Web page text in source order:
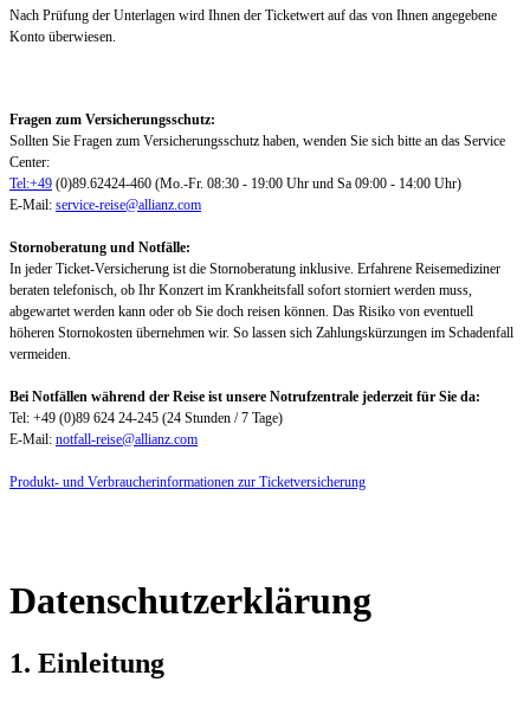
Nach Prüfung der Unterlagen wird Ihnen der Ticketwert auf das von Ihnen angegebene
Konto überwiesen.
Fragen zum Versicherungsschutz:
Sollten Sie Fragen zum Versicherungsschutz haben, wenden Sie sich bitte an das Service
Center:
Tel:+49 (0)89.62424-460 (Mo.-Fr. 08:30 - 19:00 Uhr und Sa 09:00 - 14:00 Uhr)
E-Mail: service-reise@allianz.com
Stornoberatung und Notfälle:
In jeder Ticket-Versicherung ist die Stornoberatung inklusive. Erfahrene Reisemediziner
beraten telefonisch, ob Ihr Konzert im Krankheitsfall sofort storniert werden muss,
abgewartet werden kann oder ob Sie doch reisen können. Das Risiko von eventuell
höheren Stornokosten übernehmen wir. So lassen sich Zahlungskürzungen im Schadenfall
vermeiden.
Bei Notfällen während der Reise ist unsere Notrufzentrale jederzeit für Sie da:
Tel: +49 (0)89 624 24-245 (24 Stunden / 7 Tage)
E-Mail: notfall-reise@allianz.com
Produkt- und Verbraucherinformationen zur Ticketversicherung
Datenschutzerklärung
1. Einleitung